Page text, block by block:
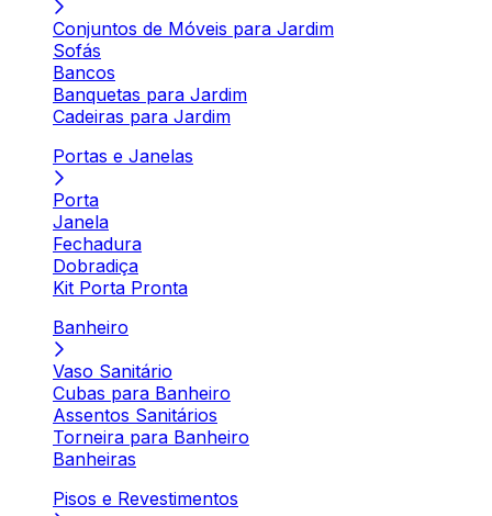
Conjuntos de Móveis para Jardim
Sofás
Bancos
Banquetas para Jardim
Cadeiras para Jardim
Portas e Janelas
Porta
Janela
Fechadura
Dobradiça
Kit Porta Pronta
Banheiro
Vaso Sanitário
Cubas para Banheiro
Assentos Sanitários
Torneira para Banheiro
Banheiras
Pisos e Revestimentos